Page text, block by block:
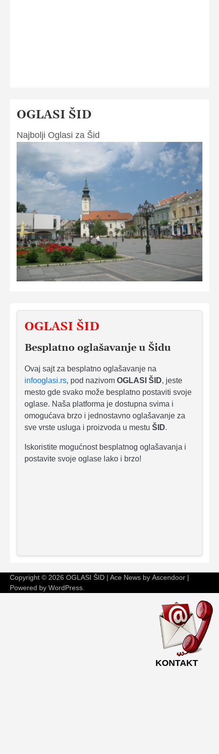
OGLASI ŠID
Najbolji Oglasi za Šid
OGLASI ŠID
Besplatno oglašavanje u Šidu
Ovaj sajt za besplatno oglašavanje na
infooglasi.rs, pod nazivom OGLASI ŠID, jeste
mesto gde svako može besplatno postaviti svoje
oglase. Naša platforma je dostupna svima i
omogućava brzo i jednostavno oglašavanje za
sve vrste usluga i proizvoda u mestu ŠID.
Iskoristite mogućnost besplatnog oglašavanja i
postavite svoje oglase lako i brzo!
Copyright © 2026 OGLASI ŠID | Ace News by Ascendoor |
Powered by WordPress
KONTAKT